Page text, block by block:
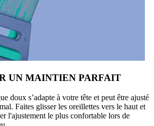
UN MAINTIEN PARFAIT
doux s’adapte à votre tête et peut être ajusté
Faites glisser les oreillettes vers le haut et
l'ajustement le plus confortable lors de